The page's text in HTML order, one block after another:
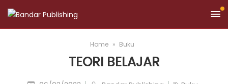
Home Buku
TEORI BELAJAR